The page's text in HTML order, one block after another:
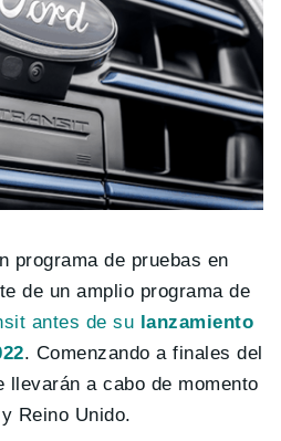
programa de pruebas en
de un amplio programa de
antes de su lanzamiento
. Comenzando a finales del
llevarán a cabo de momento
Reino Unido.